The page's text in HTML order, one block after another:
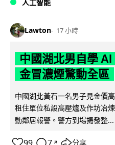
人工智能
Lawton 17 小時
中國湖北男自學
金冒濃煙驚動全區
中國湖北黃石一名男子見金價
租住單位私設高壓爐及作坊冶
動鄰居報警。警方到場揭發整...
↗ 分享